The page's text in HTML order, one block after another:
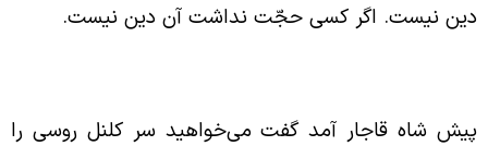
نیست. اگر کسی حجّت نداشت آن دین نیست.
شاه قاجار آمد گفت می‌خواهید سر کلنل روسی را